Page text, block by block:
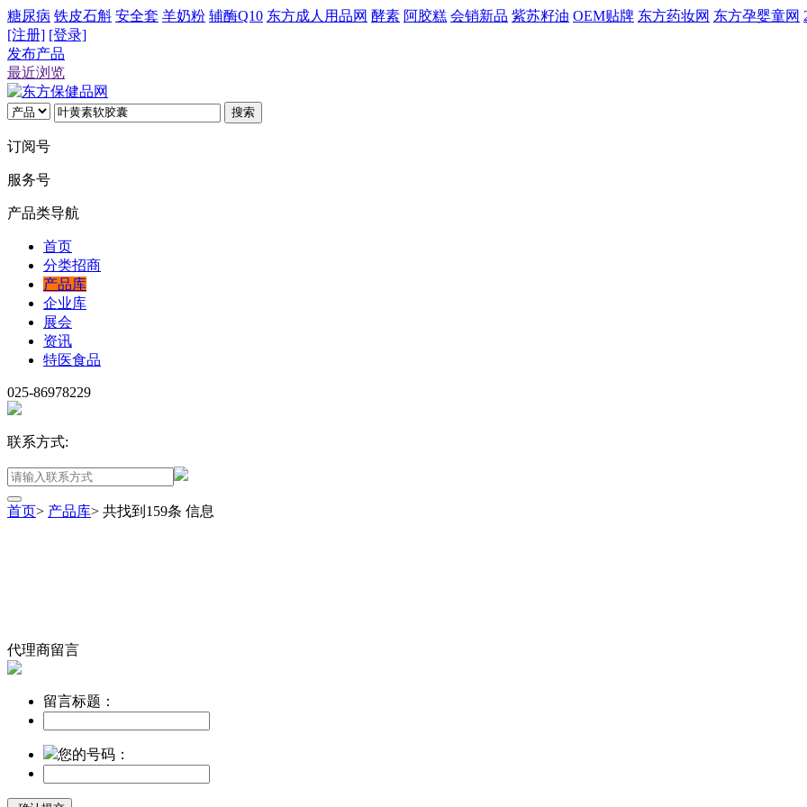
糖尿病 铁皮石斛 安全套 羊奶粉 辅酶Q10 东方成人用品网 酵素 阿胶糕 会销新品 紫苏籽油 OEM贴牌 东方药妆网 东方孕婴童网
[注册] [登录]
发布产品
最近浏览
搜索
订阅号
服务号
产品类导航
首页
分类招商
产品库
企业库
展会
资讯
特医食品
025-86978229
联系方式:
首页> 产品库> 共找到 159条 信息
代理商留言
留言标题：
您的号码：